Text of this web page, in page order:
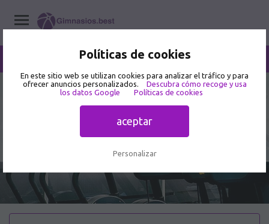
Políticas de cookies
En este sitio web se utilizan cookies para analizar el tráfico y para
ofrecer anuncios personalizados.
Descubra cómo recoge y usa
los datos Google
Políticas de cookies
aceptar
Personalizar
Sonora /Nogales /Zona en movimiento
4 opiniones de usuarios
Zona en movimiento - Gimnasio en
Ingenieros 332